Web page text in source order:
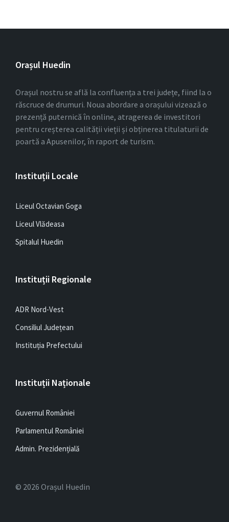
Orașul Huedin
Orașul nostru se află la confluența a trei județe, fiind la o
răscruce de drumuri. Noua abordare a orașului vizează o
prezență puternică în online, atragerea de investitori
pentru creșterea calității vieții și obținerea titulaturii de
poartă a Apusenilor, în raport de turism.
Instituții Locale
Liceul Octavian Goga
Liceul Vlădeasa
Spitalul Huedin
Instituții Regionale
ADR Nord-Vest
Consiliul Județean
Instituția Prefectului
Instituții Naționale
Guvernul României
Parlamentul României
Admin. Prezidențială
© 2026 Orașul Huedin